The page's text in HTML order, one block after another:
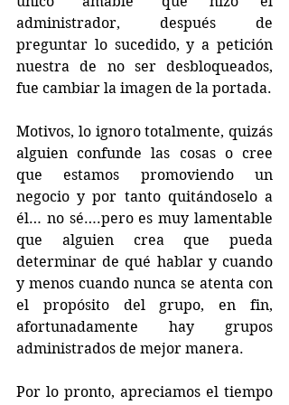
administrador, después de
preguntar lo sucedido, y a petición
nuestra de no ser desbloqueados,
fue cambiar la imagen de la portada.
Motivos, lo ignoro totalmente, quizás
alguien confunde las cosas o cree
que estamos promoviendo un
negocio y por tanto quitándoselo a
él… no sé….pero es muy lamentable
que alguien crea que pueda
determinar de qué hablar y cuando
y menos cuando nunca se atenta con
el propósito del grupo, en fin,
afortunadamente hay grupos
administrados de mejor manera.
Por lo pronto, apreciamos el tiempo